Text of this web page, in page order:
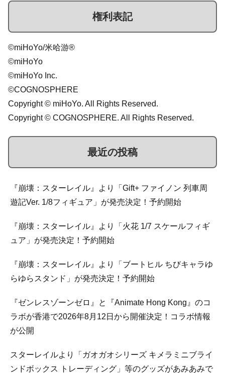
権利表記
©miHoYo/米哈游®
©miHoYo
©miHoYo Inc.
©COGNOSPHERE
Copyright © miHoYo. All Rights Reserved.
Copyright © COGNOSPHERE. All Rights Reserved.
最近の投稿
『崩壊：スターレイル』より「Gift+ ファイノン 列車周
遊記Ver. 1/8フィギュア」が発売決定！予約開始
『崩壊：スターレイル』より「火花 1/7 スケールフィギ
ュア」が発売決定！予約開始
『崩壊：スターレイル』より「ブートヒル ちびキャラゆ
らゆらスタンド」が発売決定！予約開始
『ゼンレスゾーンゼロ』と『Animate Hong Kong』のコ
ラボが香港で2026年8月12日から開催決定！コラボ情報
が公開
スターレイルより「ガオガオシリーズ キメラミニブライ
ンドボックス トレーディング」等のグッズがあみあみで